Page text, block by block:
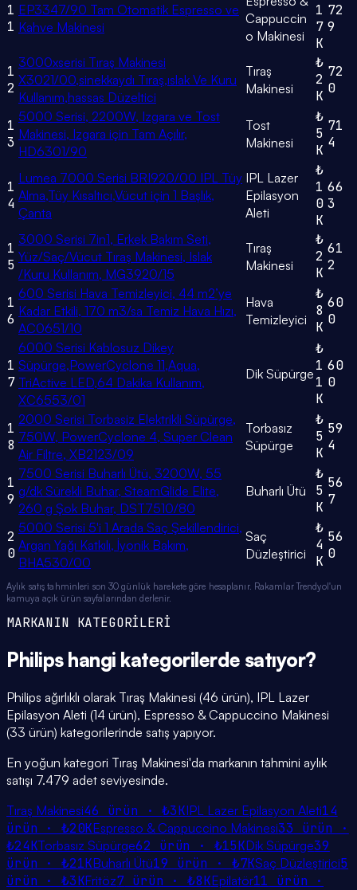
1
1
EP3347/90 Tam Otomatik Espresso ve
Kahve Makinesi
Cappuccin
o Makinesi
1
7
K
72
9
1
2
3000xserisi Tıraş Makinesi
X3021/00,sinekkaydı Tıraş,ıslak Ve Kuru
Kullanım,hassas Düzeltici
Tıraş
Makinesi
₺
2
K
72
0
1
3
5000 Serisi, 2200W, Izgara ve Tost
Makinesi, Izgara için Tam Açılır,
HD6301/90
Tost
Makinesi
₺
5
K
71
4
1
4
Lumea 7000 Serisi BRI920/00 IPL Tüy
Alma,Tüy Kısaltıcı,Vücut için 1 Başlık,
Çanta
IPL Lazer
Epilasyon
Aleti
₺
1
0
K
66
3
1
5
3000 Serisi 7in1, Erkek Bakım Seti,
Yüz/Saç/Vücut Tıraş Makinesi, Islak
/Kuru Kullanım, MG3920/15
Tıraş
Makinesi
₺
2
K
61
2
1
6
600 Serisi Hava Temizleyici, 44 m2’ye
Kadar Etkili, 170 m3/sa Temiz Hava Hızı,
AC0651/10
Hava
Temizleyici
₺
8
K
60
0
1
7
6000 Serisi Kablosuz Dikey
Süpürge,PowerCyclone 11,Aqua,
TriActive LED,64 Dakika Kullanım,
XC6553/01
Dik Süpürge
₺
1
1
K
60
0
1
8
2000 Serisi Torbasiz Elektrikli Süpürge,
750W, PowerCyclone 4, Super Clean
Air Filtre, XB2123/09
Torbasız
Süpürge
₺
5
K
59
4
1
9
7500 Serisi Buharlı Ütü, 3200W, 55
g/dk Sürekli Buhar, SteamGlide Elite,
260 g Şok Buhar, DST7510/80
Buharlı Ütü
₺
5
K
56
7
2
0
5000 Serisi 5'i 1 Arada Saç Şekillendirici,
Argan Yağı Katkılı, İyonik Bakım,
BHA530/00
Saç
Düzleştirici
₺
4
K
56
0
Aylık satış tahminleri son 30 günlük harekete göre hesaplanır. Rakamlar Trendyol'un
kamuya açık ürün sayfalarından derlenir.
MARKANIN KATEGORİLERİ
Philipshangi kategorilerde satıyor?
Philips ağırlıklı olarak Tıraş Makinesi (46 ürün), IPL Lazer
Epilasyon Aleti (14 ürün), Espresso & Cappuccino Makinesi
(33 ürün) kategorilerinde satış yapıyor.
En yoğun kategori Tıraş Makinesi'da markanın tahmini aylık
satışı 7.479 adet seviyesinde.
Tıraş Makinesi46 ürün ·₺3KIPL Lazer Epilasyon Aleti14
ürün · ₺20KEspresso & Cappuccino Makinesi33 ürün ·
₺24KTorbasız Süpürge62 ürün · ₺15KDik Süpürge39
ürün · ₺21KBuharlı Ütü19 ürün · ₺7KSaç Düzleştirici5
ürün · ₺3KFritöz7 ürün · ₺8KEpilatör11
ürün ·